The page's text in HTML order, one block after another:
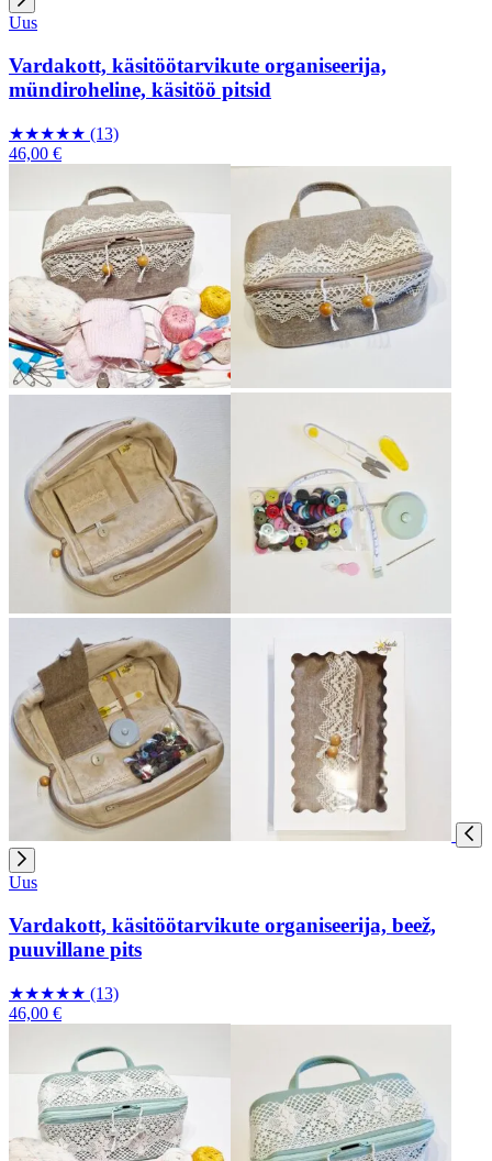
Uus
Vardakott, käsitöötarvikute organiseerija,
mündiroheline, käsitöö pitsid
★★★★★ (13)
46,00 €
Uus
Vardakott, käsitöötarvikute organiseerija, beež,
puuvillane pits
★★★★★ (13)
46,00 €